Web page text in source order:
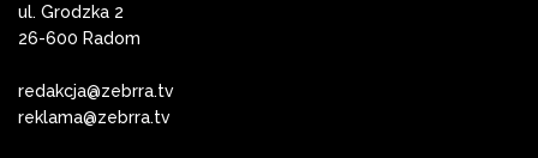
ul. Grodzka 2
26-600 Radom
redakcja@zebrra.tv
reklama@zebrra.tv